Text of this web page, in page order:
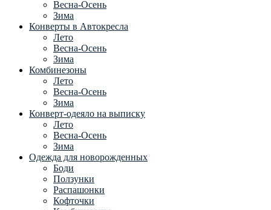
Весна-Осень
Зима
Конверты в Автокресла
Лето
Весна-Осень
Зима
Комбинезоны
Лето
Весна-Осень
Зима
Конверт-одеяло на выписку
Лето
Весна-Осень
Зима
Одежда для новорожденных
Боди
Ползунки
Распашонки
Кофточки